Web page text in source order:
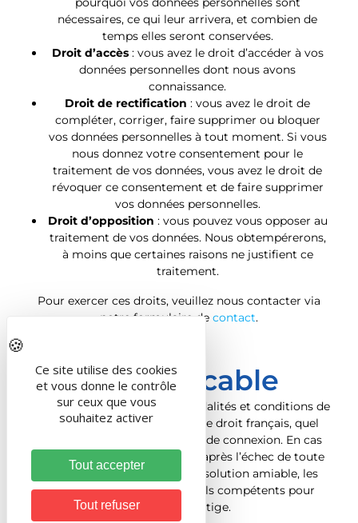
nécessaires, ce qui leur arrivera, et combien de
temps elles seront conservées.
Droit d’accès: vous avez le droit d’accéder à vos
données personnelles dont nous avons
connaissance.
Droit de rectification : vous avez le droit de
compléter, corriger, faire supprimer ou bloquer
vos données personnelles à tout moment. Si vous
nous donnez votre consentement pour le
traitement de vos données, vous avez le droit de
révoquer ce consentement et de faire supprimer
vos données personnelles.
Droit d’opposition : vous pouvez vous opposer au
traitement de vos données. Nous obtempérerons,
à moins que certaines raisons ne justifient ce
traitement.
Pour exercer ces droits, veuillez nous contacter via
notre formulaire de contact.
Loi applicable
Tant le présent site que les modalités et conditions de
son utilisation sont régis par le droit français, quel
que soit le lieu d’utilisation ou de connexion. En cas
de contestation éventuelle, et après l’échec de toute
tentative de recherche d’une solution amiable, les
tribunaux français seront seuls compétents pour
connaître ce litige.
Ce site utilise des cookies
et vous donne le contrôle
sur ceux que vous
souhaitez activer
Tout accepter
Tout refuser